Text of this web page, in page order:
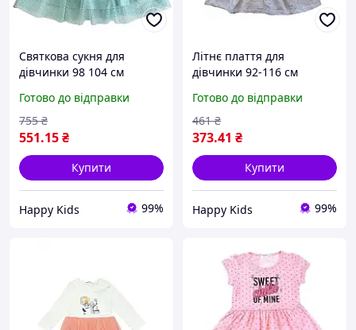
Святкова сукня для
дівчинки 98 104 см
сукня з фатином і
мереживом, святкова
сукня для свята,
Туреччина
Готово до відправки
551.15₴
755 ₴
Купити
Happy Kids 99%
Літнє плаття для
дівчинки 92-116 см
плаття з коротким
рукавом, рожеве плаття
для дівчинки, ошатне
повсякденним
Готово до відправки
373.41 ₴
461 ₴
Купити
Happy Kids 99%